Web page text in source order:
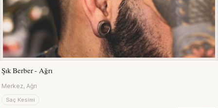
Şık Berber - Ağrı
Merkez, Ağrı
Saç Kesimi